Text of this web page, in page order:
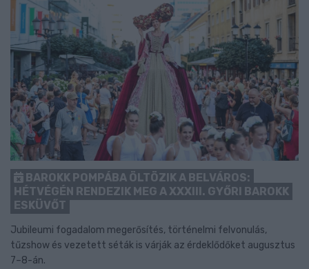
BAROKK POMPÁBA ÖLTÖZIK A BELVÁROS:
HÉTVÉGÉN RENDEZIK MEG A XXXIII. GYŐRI BAROKK
ESKÜVŐT
Jubileumi fogadalom megerősítés, történelmi felvonulás,
tűzshow és vezetett séták is várják az érdeklődőket augusztus
7–8-án.